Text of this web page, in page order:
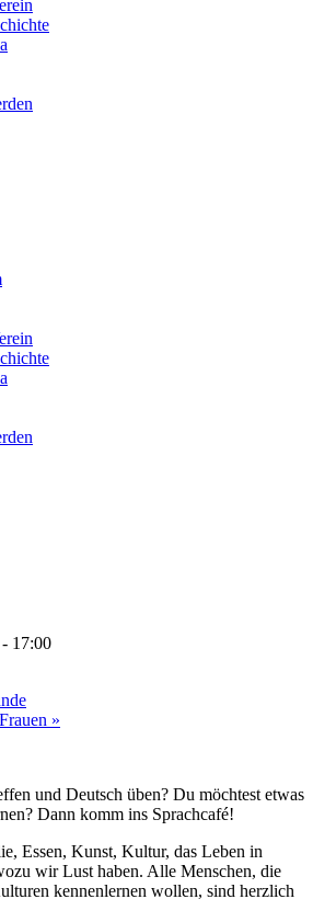
- 17:00
»
und Deutsch üben? Du möchtest etwas
Dann komm ins Sprachcafé!
Essen, Kunst, Kultur, das Leben in
wir Lust haben. Alle Menschen, die
kennenlernen wollen, sind herzlich